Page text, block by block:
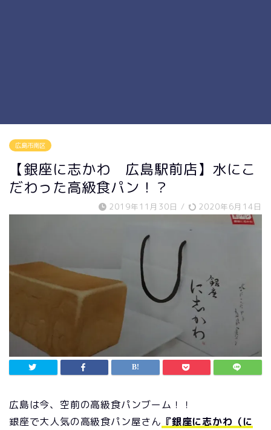
広島市南区
【銀座に志かわ 広島駅前店】水にこ
だわった高級食パン！？
2019年11月30日 / 2020年6月14日
広島は今、空前の高級食パンブーム！！
銀座で大人気の高級食パン屋さん 『銀座に志かわ（に